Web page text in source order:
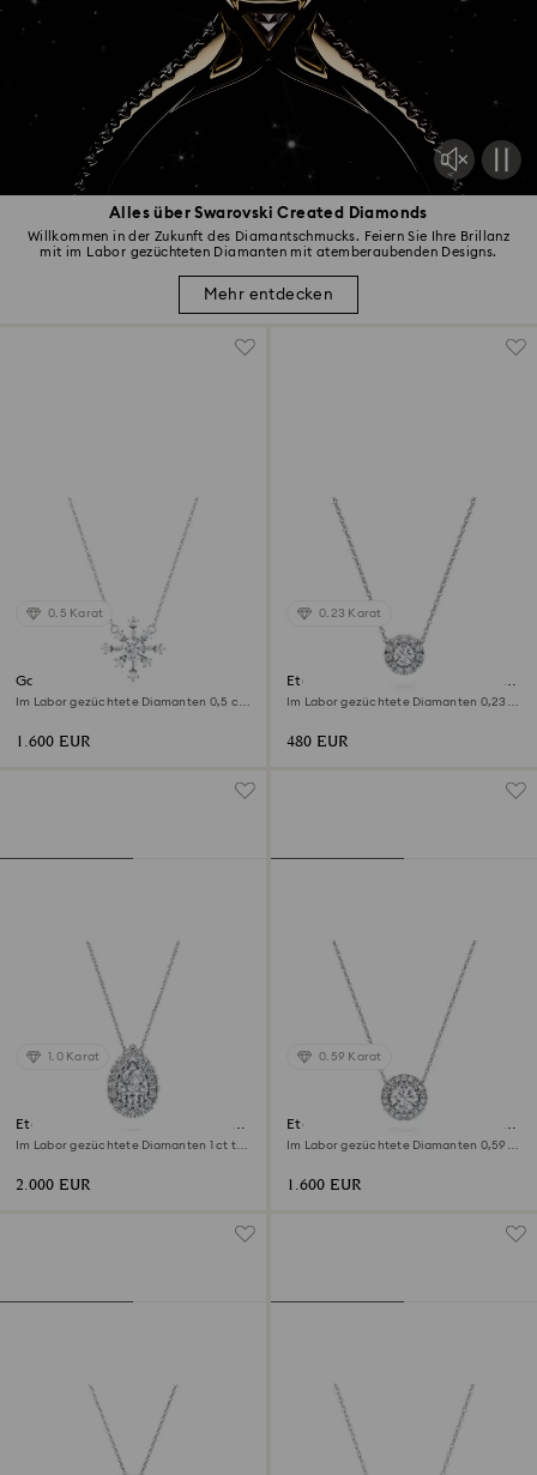
Alles über Swarovski Created Diamonds
Willkommen in der Zukunft des Diamantschmucks. Feiern Sie Ihre Brillanz
mit im Labor gezüchteten Diamanten mit atemberaubenden Designs.
Mehr entdecken
0.5 Karat
Galaxy Anhänger
Im Labor gezüchtete Diamanten 0,5 ct
1.600 EUR
0.23 Karat
Eternity Strahlenkranz Solitär-
Anhänger
Im Labor gezüchtete Diamanten 0,23
480 EUR
1.0 Karat
Eternity Strahlenkranz Solitär-
Anhänger
Im Labor gezüchtete Diamanten 1 ct tw,
2.000 EUR
0.59 Karat
Eternity Strahlenkranz Solitär-
Anhänger
Im Labor gezüchtete Diamanten 0,59
1.600 EUR